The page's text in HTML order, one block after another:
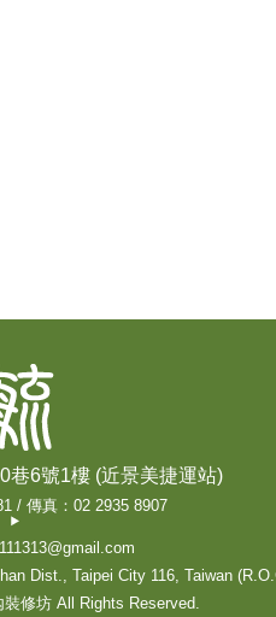
巷6號1樓 (近景美捷運站)
/ 傳真：02 2935 8907
Dist., Taipei City 116, Taiwan
修坊 All Rights Reserved.